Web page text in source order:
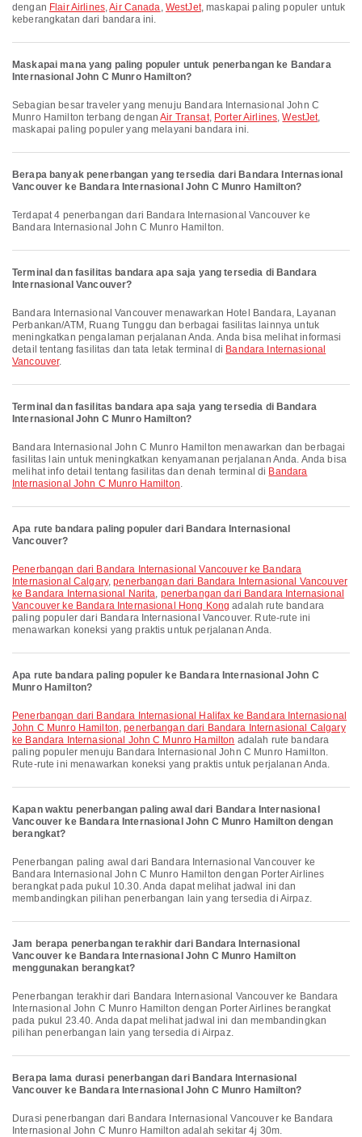
dengan Flair Airlines,Air Canada, WestJet, maskapai paling populer untuk
keberangkatan dari bandara ini.
Maskapai mana yang paling populer untuk penerbangan ke Bandara
Internasional John C Munro Hamilton?
Sebagian besar traveler yang menuju Bandara Internasional John C
Munro Hamilton terbang denganAir Transat, Porter Airlines,WestJet,
maskapai paling populer yang melayani bandara ini.
Berapa banyak penerbangan yang tersedia dari Bandara Internasional
Vancouver ke Bandara Internasional John C Munro Hamilton?
Terdapat 4 penerbangan dari Bandara Internasional Vancouver ke
Bandara Internasional John C Munro Hamilton.
Terminal dan fasilitas bandara apa saja yang tersedia di Bandara
Internasional Vancouver?
Bandara Internasional Vancouver menawarkan Hotel Bandara, Layanan
Perbankan/ATM, Ruang Tunggu dan berbagai fasilitas lainnya untuk
meningkatkan pengalaman perjalanan Anda. Anda bisa melihat informasi
detail tentang fasilitas dan tata letak terminal di Bandara Internasional
Vancouver.
Terminal dan fasilitas bandara apa saja yang tersedia di Bandara
Internasional John C Munro Hamilton?
Bandara Internasional John C Munro Hamilton menawarkan dan berbagai
fasilitas lain untuk meningkatkan kenyamanan perjalanan Anda. Anda bisa
melihat info detail tentang fasilitas dan denah terminal di Bandara
Internasional John C Munro Hamilton.
Apa rute bandara paling populer dari Bandara Internasional
Vancouver?
penerbangan dari Bandara Internasional Vancouver ke Bandara
Internasional Calgary,penerbangan dari Bandara Internasional Vancouver
ke Bandara Internasional Narita, penerbangan dari Bandara Internasional
Vancouver ke Bandara Internasional Hong Kong adalah rute bandara
paling populer dari Bandara Internasional Vancouver. Rute-rute ini
menawarkan koneksi yang praktis untuk perjalanan Anda.
Apa rute bandara paling populer ke Bandara Internasional John C
Munro Hamilton?
penerbangan dari Bandara Internasional Halifax ke Bandara Internasional
John C Munro Hamilton,penerbangan dari Bandara Internasional Calgary
ke Bandara Internasional John C Munro Hamilton adalah rute bandara
paling populer menuju Bandara Internasional John C Munro Hamilton.
Rute-rute ini menawarkan koneksi yang praktis untuk perjalanan Anda.
Kapan waktu penerbangan paling awal dari Bandara Internasional
Vancouver ke Bandara Internasional John C Munro Hamilton dengan
berangkat?
Penerbangan paling awal dari Bandara Internasional Vancouver ke
Bandara Internasional John C Munro Hamilton dengan Porter Airlines
berangkat pada pukul 10.30. Anda dapat melihat jadwal ini dan
membandingkan pilihan penerbangan lain yang tersedia di Airpaz.
Jam berapa penerbangan terakhir dari Bandara Internasional
Vancouver ke Bandara Internasional John C Munro Hamilton
menggunakan berangkat?
Penerbangan terakhir dari Bandara Internasional Vancouver ke Bandara
Internasional John C Munro Hamilton dengan Porter Airlines berangkat
pada pukul 23.40. Anda dapat melihat jadwal ini dan membandingkan
pilihan penerbangan lain yang tersedia di Airpaz.
Berapa lama durasi penerbangan dari Bandara Internasional
Vancouver ke Bandara Internasional John C Munro Hamilton?
Durasi penerbangan dari Bandara Internasional Vancouver ke Bandara
Internasional John C Munro Hamilton adalah sekitar 4j 30m.